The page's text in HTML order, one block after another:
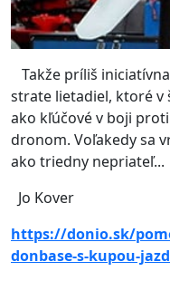
Takže príliš
strate lietadiel, ktoré v
ako kľúčové v boji
dronom. Voľakedy sa
ako triedny nepriateľ...
Jo Kover
https://donio.sk/
donbase-s-kupou-